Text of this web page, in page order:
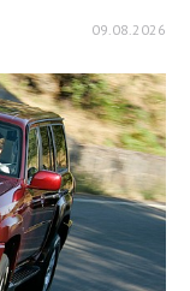
09.08.2026